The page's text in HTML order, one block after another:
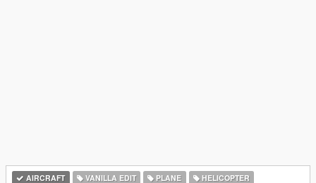
AIRCRAFT VANILLA EDIT PLANE
HELICOPTER